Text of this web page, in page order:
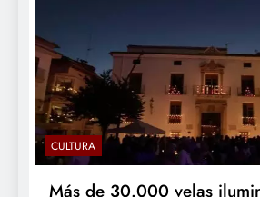
CULTURA
Más de 30.000 velas